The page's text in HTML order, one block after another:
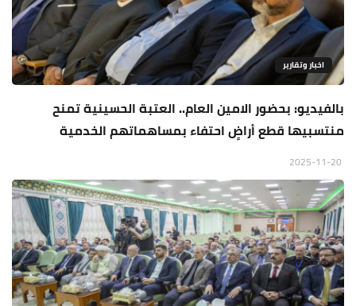
اخبار وتقارير
بالفيديو: بحضور الامين العام.. العتبة الحسينية تمنح
منتسبيها قطع أراضٍ احتفاء بمساهماتهم الخدمية